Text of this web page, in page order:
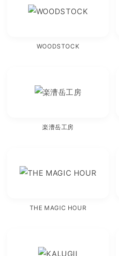
WOODSTOCK
楽漕岳工房
THE MAGIC HOUR